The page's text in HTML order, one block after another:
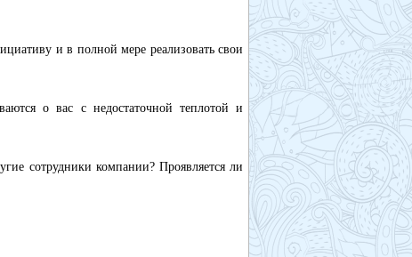
и в полной мере реализовать свои
о вас с недостаточной теплотой и
сотрудники компании? Проявляется ли